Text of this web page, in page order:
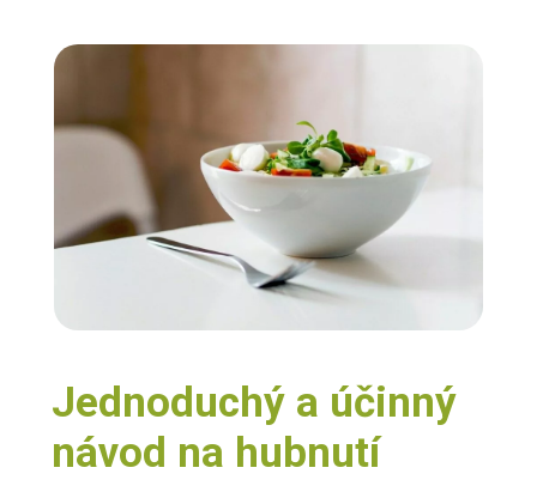
Jednoduchý a účinný
návod na hubnutí